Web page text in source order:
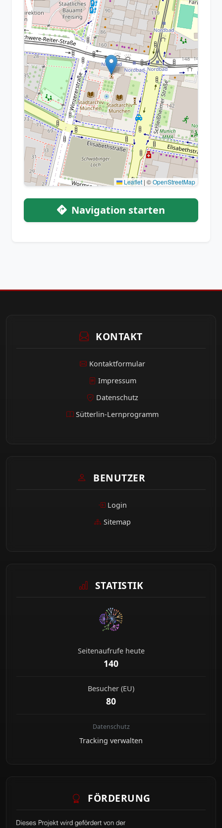
Leaflet | ©OpenStreetMap
Navigation starten
KONTAKT
Kontaktformular
Impressum
Datenschutz
Sütterlin-Lernprogramm
BENUTZER
Login
Sitemap
STATISTIK
Seitenaufrufe heute
140
Besucher (EU)
80
Datenschutz
Tracking verwalten
FÖRDERUNG